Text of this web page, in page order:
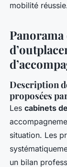
mobilité
Panorama
Description
proposées
Les cabinets
situation. Les
un bilan